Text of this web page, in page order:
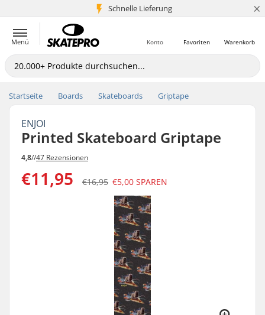
Schnelle Lieferung
5+ Mio. Kunden ×
Menü Warenkorb
Favoriten
Konto
Startseite Boards Skateboards Griptape
ENJOI
Printed Skateboard Griptape
4,8//47 Rezensionen
€11,95 €16,95 €5,00 SPAREN